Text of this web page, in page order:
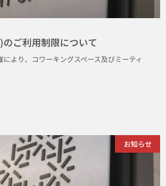
ご利用制限について
より、コワーキングスペース及びミーティ
お知らせ